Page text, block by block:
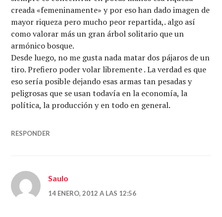
creada «femeninamente» y por eso han dado imagen de
mayor riqueza pero mucho peor repartida,. algo así
como valorar más un gran árbol solitario que un
armónico bosque.
Desde luego, no me gusta nada matar dos pájaros de un
tiro. Prefiero poder volar libremente . La verdad es que
eso sería posible dejando esas armas tan pesadas y
peligrosas que se usan todavía en la economía, la
política, la producción y en todo en general.
RESPONDER
Saulo
14 ENERO, 2012 A LAS 12:56